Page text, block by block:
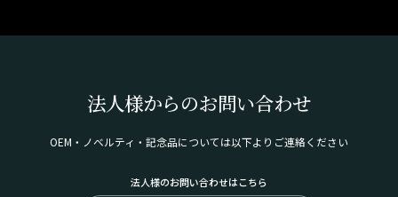
法人様からのお問い合わせ
OEM・ノベルティ・記念品については以下よりご連絡ください
法人様のお問い合わせはこちら